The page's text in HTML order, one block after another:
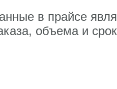
в прайсе
объема и